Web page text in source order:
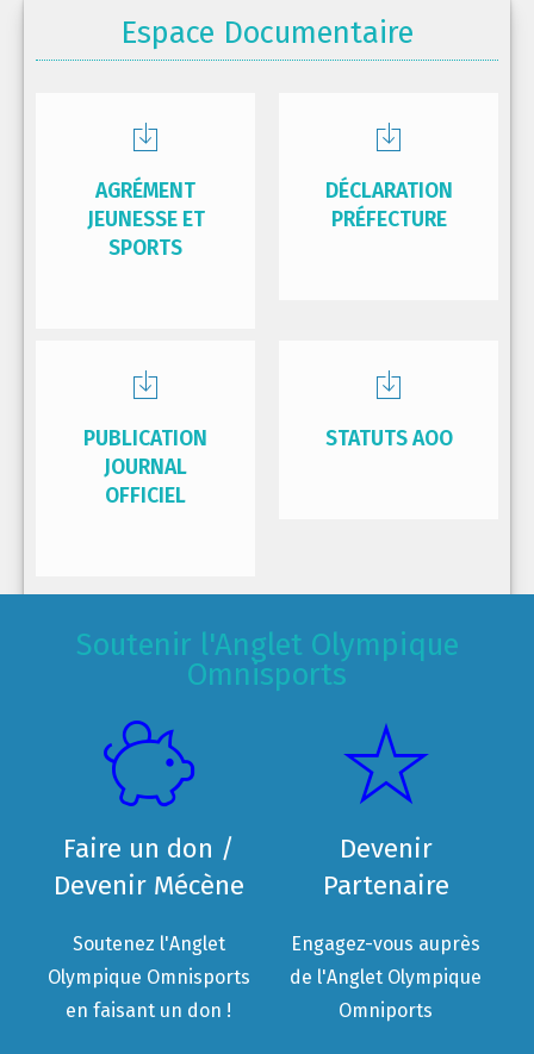
Espace Documentaire
AGRÉMENT
JEUNESSE ET
SPORTS
DÉCLARATION
PRÉFECTURE
PUBLICATION
JOURNAL
OFFICIEL
STATUTS AOO
Soutenir l'Anglet Olympique
Omnisports
Faire un don /
Devenir Mécène
Soutenez l'Anglet
Olympique Omnisports
en faisant un don !
Devenir
Partenaire
Engagez-vous auprès
de l'Anglet Olympique
Omniports